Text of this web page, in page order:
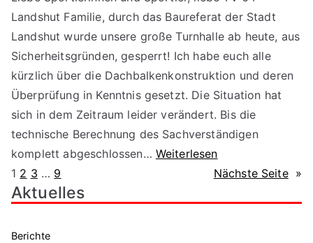
Landshut Familie, durch das Baureferat der Stadt
Landshut wurde unsere große Turnhalle ab heute, aus
Sicherheitsgründen, gesperrt! Ich habe euch alle
kürzlich über die Dachbalkenkonstruktion und deren
Überprüfung in Kenntnis gesetzt. Die Situation hat
sich in dem Zeitraum leider verändert. Bis die
technische Berechnung des Sachverständigen
komplett abgeschlossen… Weiterlesen
1 2 3 … 9 Nächste Seite »
Aktuelles
Berichte